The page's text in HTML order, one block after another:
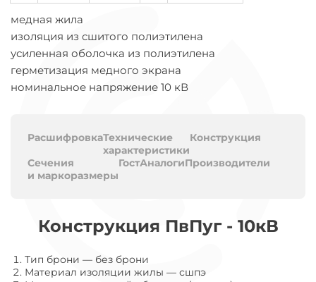
медная жила
изоляция из сшитого полиэтилена
усиленная оболочка из полиэтилена
герметизация медного экрана
номинальное напряжение 10 кВ
РасшифровкаТехнические
характеристики
Конструкция
Сечения
и маркоразмеры
ГостАналогиПроизводители
Конструкция ПвПуг - 10кВ
Тип брони — без брони
Материал изоляции жилы — сшпэ